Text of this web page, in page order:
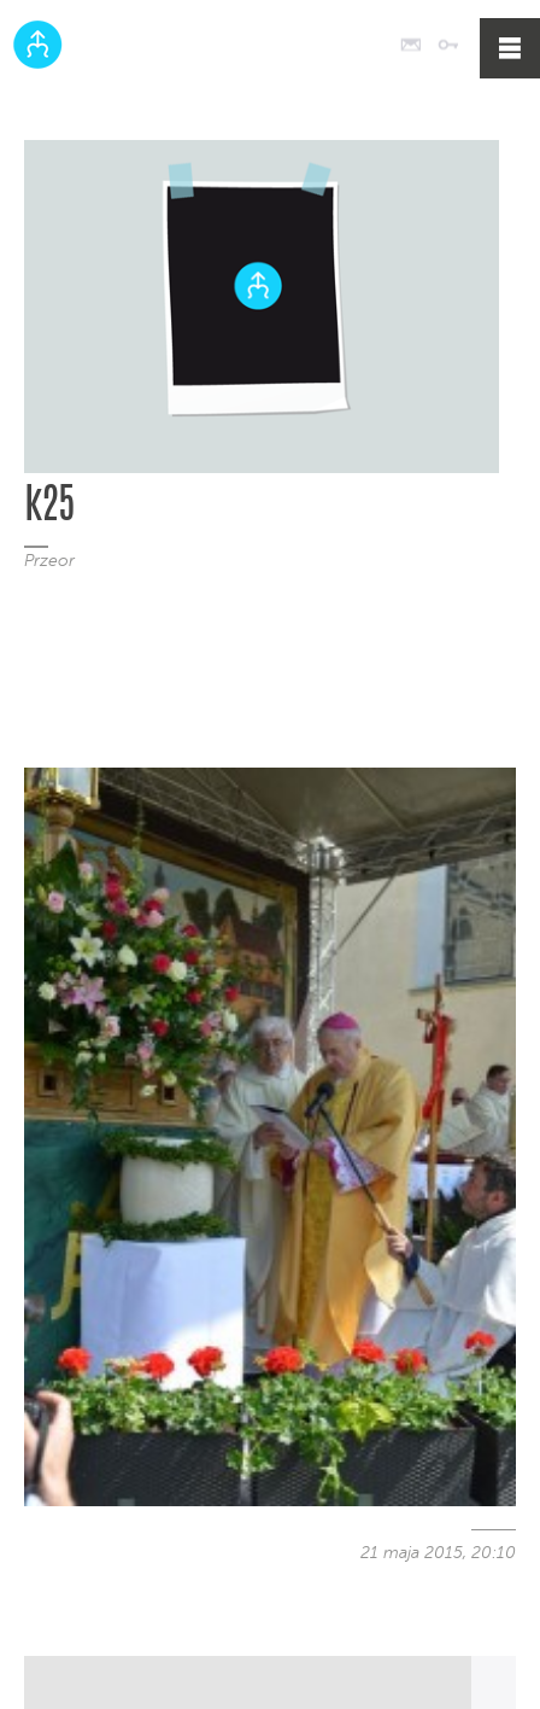
Poczta
k25
Przeor
21 maja 2015, 20:10